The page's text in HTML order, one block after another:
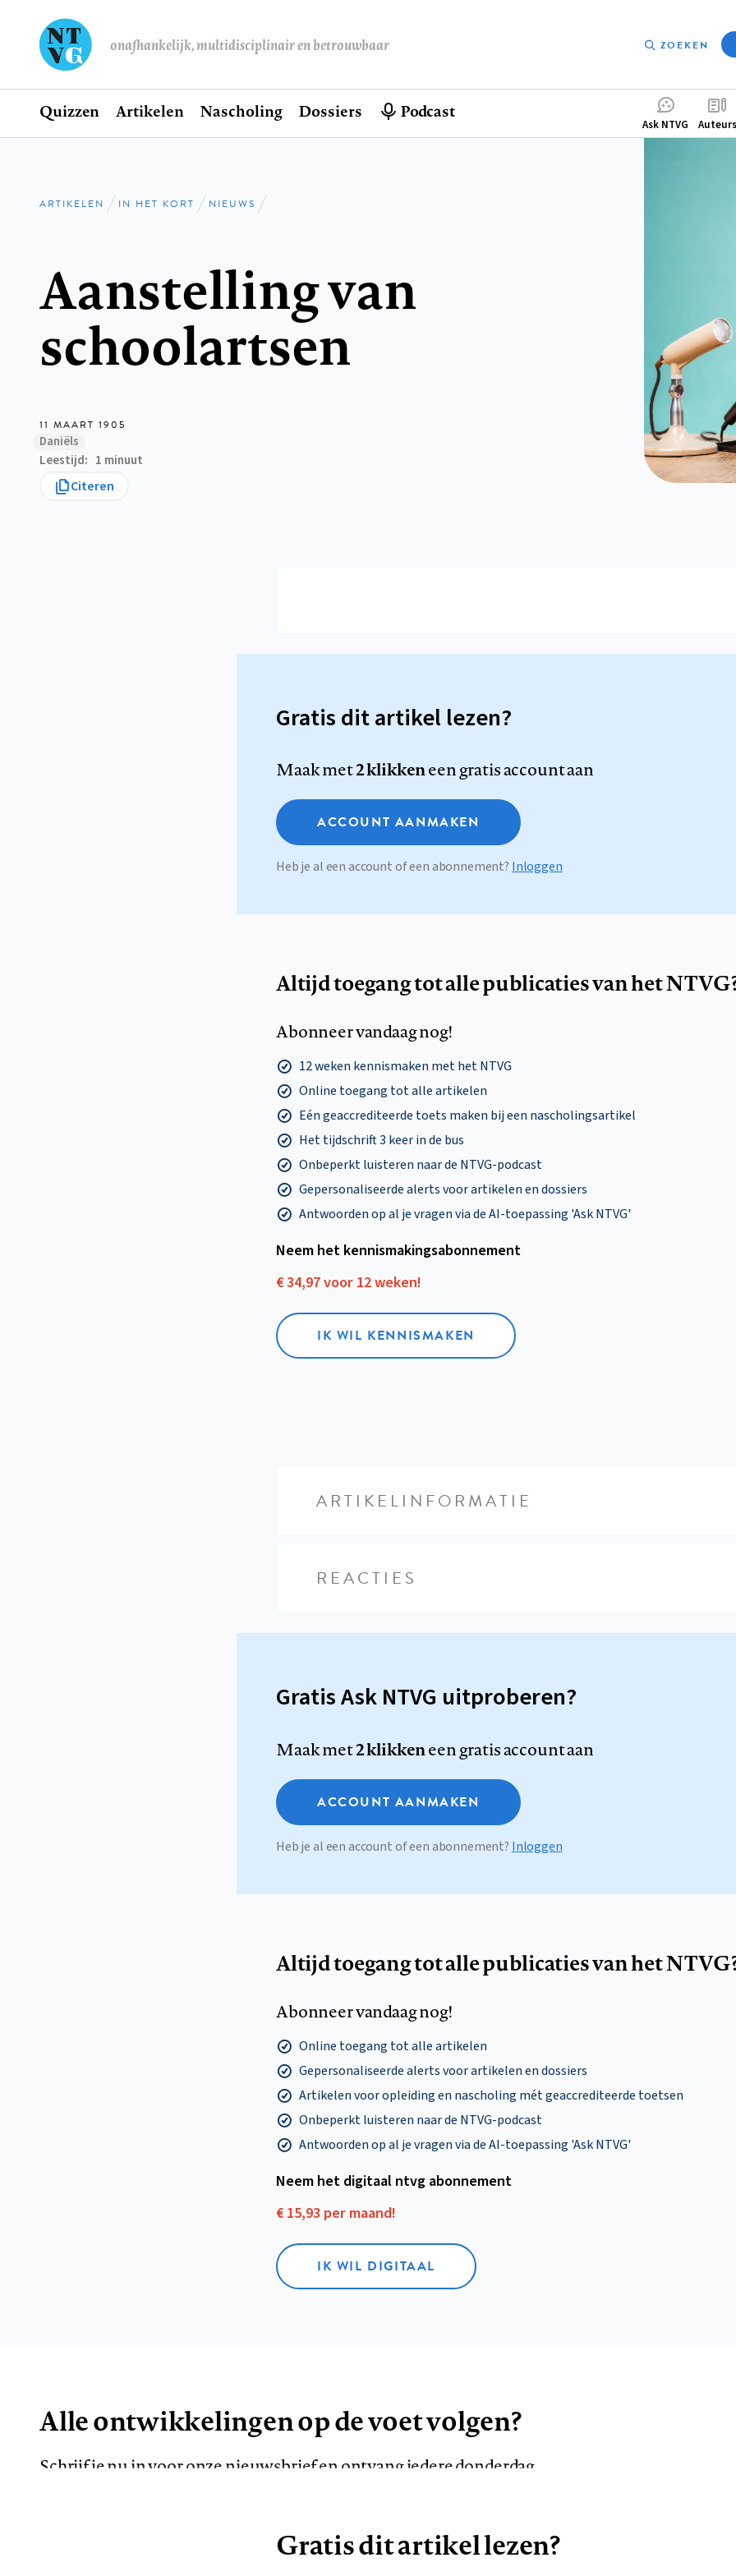
onafhankelijk, multidisciplinair en betrouwbaar ZOEKEN
Hoofdnavigatie
Home
Quizzen Artikelen Nascholing Dossiers Podcast
Ask NTVG Auteurs
Kruimelpad
ARTIKELEN IN HET KORT NIEUWS
Aanstelling van
schoolartsen
11 MAART 1905
Daniëls
Leestijd
1 minuut
Citeren
Gratis dit artikel lezen?
Maak met2 klikkeneen gratis account aan
ACCOUNT AANMAKEN
Heb je al een account of een abonnement? Inloggen
Altijd toegang tot alle publicaties van het
Abonneer vandaag nog!
12 weken kennismaken met het NTVG
Online toegang tot alle artikelen
Eén geaccrediteerde toets maken bij een nascholingsartikel
Het tijdschrift 3 keer in de bus
Onbeperkt luisteren naar de NTVG-podcast
Gepersonaliseerde alerts voor artikelen en dossiers
Antwoorden op al je vragen via de AI-toepassing 'Ask NTVG'
Neem het kennismakings­abonnement
€ 34,97 voor 12 weken!
IK WIL KENNISMAKEN
ARTIKELINFORMATIE
REACTIES
Gratis Ask NTVG uitproberen?
Maak met2 klikkeneen gratis account aan
ACCOUNT AANMAKEN
Heb je al een account of een abonnement? Inloggen
Altijd toegang tot alle publicaties van het
Abonneer vandaag nog!
Online toegang tot alle artikelen
Gepersonaliseerde alerts voor artikelen en dossiers
Artikelen voor opleiding en nascholing mét geaccrediteerde toetsen
Onbeperkt luisteren naar de NTVG-podcast
Antwoorden op al je vragen via de AI-toepassing 'Ask NTVG'
Neem het digitaal ntvg abonnement
€ 15,93 per maand!
IK WIL DIGITAAL
Alle ontwikkelingen op de voet volgen?
Schrijf je nu in voor onze nieuwsbrief en ontvang iedere donderdag
AANMELDEN
Gratis dit artikel lezen?